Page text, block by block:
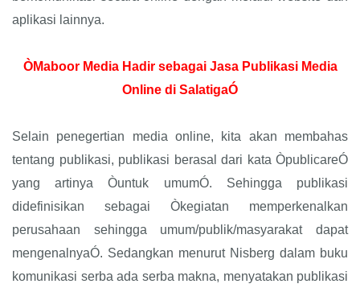
aplikasi lainnya.
ÒMaboor Media Hadir sebagai Jasa Publikasi Media
Online di SalatigaÓ
Selain penegertian media online, kita akan membahas
tentang publikasi, publikasi berasal dari kata ÒpublicareÓ
yang artinya Òuntuk umumÓ. Sehingga publikasi
didefinisikan sebagai Òkegiatan memperkenalkan
perusahaan sehingga umum/publik/masyarakat dapat
mengenalnyaÓ. Sedangkan menurut Nisberg dalam buku
komunikasi serba ada serba makna, menyatakan publikasi